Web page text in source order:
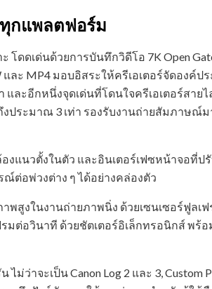
ทุกแพลตฟอร์ม
ดดเด่นด้วยการบันทึกวิดีโอ 7K Open
ละ MP4 มอบอิสระให้ครีเอเตอร์จัดอง
และอีกหนึ่งจุดเด่นที่โดนใจครีเอเตอร์ส
งประมาณ 3 เท่า รองรับงานถ่ายสัมภา
องแนวตั้งในตัว และอินเตอร์เฟซหน้าจอ
ต่อพ่วงต่าง ๆ ได้อย่างคล่องตัว
สูงในงานถ่ายภาพนิ่ง ด้วยเซนเซอร์ฟูลเ
มต่อวินาที ด้วยชัตเตอร์อิเล็กทรอนิกส์ พร้
ว่าจะเป็น Canon Log 2 และ 3, Custom